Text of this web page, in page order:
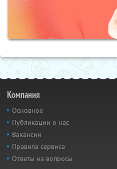
Компания
Основное
Публикации о нас
Вакансии
Правила сервиса
Ответы на вопросы